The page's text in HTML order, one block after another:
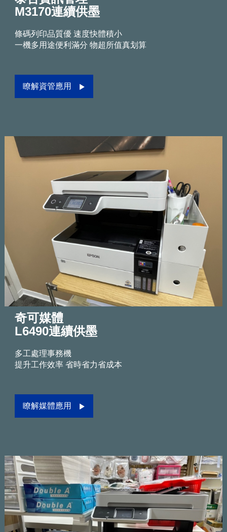
M3170連續供墨
條碼列印品質優 速度快體積小
一機多用途便利滿分 物超所值真划算
瞭解資管應用
奇可媒體
L6490連續供墨
多工處理事務機
提升工作效率 省時省力省成本
瞭解媒體應用